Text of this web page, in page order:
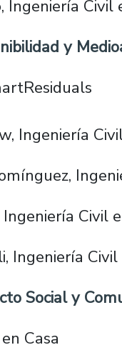
Ingeniería Civil
y
Ingeniería
Civil
Ingeniería
Social y
Casa